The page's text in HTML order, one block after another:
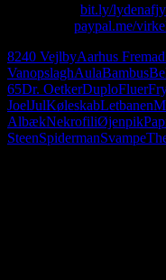
bit.ly/
paypal.me/
8240 VejlbyAarhus Fremad
VanopslaghAulaBambus
65Dr. OetkerDuploFluer
JoelJulKøleskabLetbanen
AlbækNekrofiliØjenpik
SteenSpidermanSvampe